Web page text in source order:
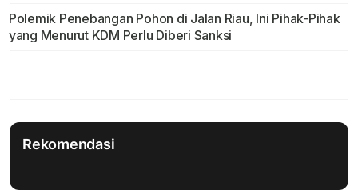
Polemik Penebangan Pohon di Jalan Riau, Ini Pihak-Pihak
yang Menurut KDM Perlu Diberi Sanksi
Rekomendasi